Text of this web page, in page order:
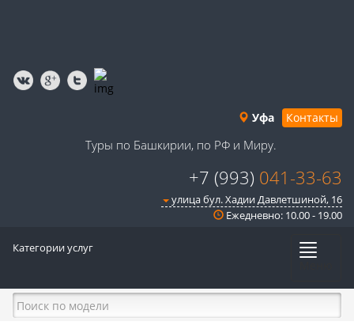
Уфа Контакты
Туры по Башкирии, по РФ и Миру.
+7 (993) 041-33-63
улица бул. Хадии Давлетшиной, 16
Ежедневно: 10.00 - 19.00
Категории услуг